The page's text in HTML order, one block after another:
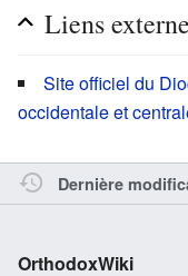
Liens
Site officiel du
occidentale et
Dernière
OrthodoxWiki